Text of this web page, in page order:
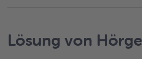
Lösung von